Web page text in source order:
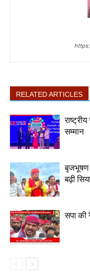
RELATED ARTICLES
सम्मान
बृजभूषण
बढ़ी
सपा की